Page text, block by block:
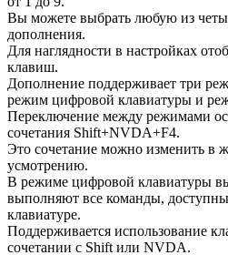
Вы можете выбрать любую из
дополнения.
Для наглядности в настройках
клавиш.
Дополнение поддерживает три
режим цифровой клавиатуры и
Переключение между режимами
сочетания Shift+NVDA+F4.
Это сочетание можно изменить в
усмотрению.
В режиме цифровой клавиатуры
выполняют все команды,
клавиатуре.
Поддерживается использование
сочетании с Shift или NVDA.